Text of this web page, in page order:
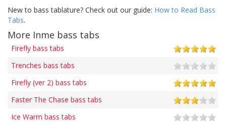
New to bass tablature? Check out our guide: How to Read Bass
Tabs.
More Inme bass tabs
Firefly bass tabs
Trenches bass tabs
Firefly (ver 2) bass tabs
Faster The Chase bass tabs
Ice Warm bass tabs